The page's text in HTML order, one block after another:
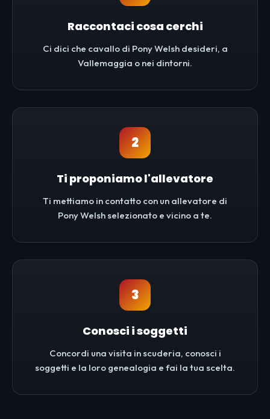
Raccontaci cosa cerchi
Ci dici che cavallo di Pony Welsh desideri, a
Vallemaggia o nei dintorni.
2
Ti proponiamo l'allevatore
Ti mettiamo in contatto con un allevatore di
Pony Welsh selezionato e vicino a te.
3
Conosci i soggetti
Concordi una visita in scuderia, conosci i
soggetti e la loro genealogia e fai la tua scelta.